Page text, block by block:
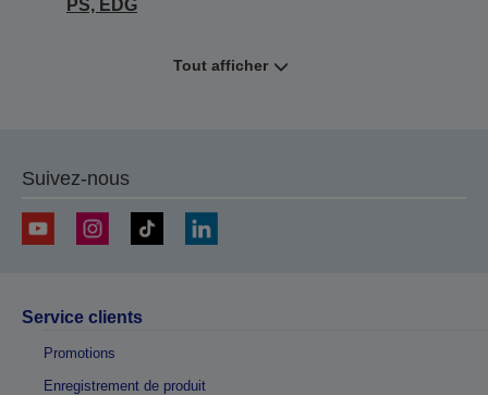
PS, EDG
Tout afficher
Suivez-nous
Service clients
Promotions
Enregistrement de produit